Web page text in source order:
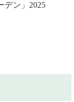
デン」2025